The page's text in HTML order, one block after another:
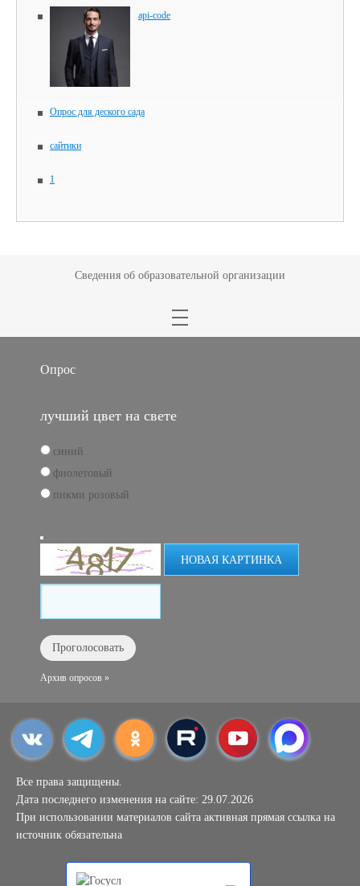
api-code
Опрос для деского сада
сайтики
1
Сведения об образовательной организации
Опрос
лучший цвет на свете
синий
фиолетовый
пикми розовый
НОВАЯ КАРТИНКА
Архив опросов »
Все права защищены.
Дата последнего изменения на сайте: 29.07.2026
При использовании материалов сайта активная прямая ссылка на
источник обязательна